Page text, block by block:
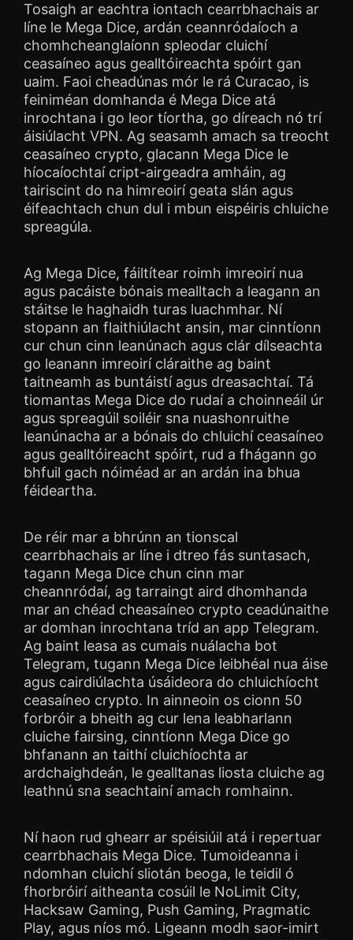
Tosaigh ar eachtra iontach cearrbhachais ar
líne le Mega Dice, ardán ceannródaíoch a
chomhcheanglaíonn spleodar cluichí
ceasaíneo agus gealltóireachta spóirt gan
uaim. Faoi cheadúnas mór le rá Curacao, is
feiniméan domhanda é Mega Dice atá
inrochtana i go leor tíortha, go díreach nó trí
áisiúlacht VPN. Ag seasamh amach sa treocht
ceasaíneo crypto, glacann Mega Dice le
híocaíochtaí cript-airgeadra amháin, ag
tairiscint do na himreoirí geata slán agus
éifeachtach chun dul i mbun eispéiris chluiche
spreagúla.
Ag Mega Dice, fáiltítear roimh imreoirí nua
agus pacáiste bónais mealltach a leagann an
stáitse le haghaidh turas luachmhar. Ní
stopann an flaithiúlacht ansin, mar cinntíonn
cur chun cinn leanúnach agus clár dílseachta
go leanann imreoirí cláraithe ag baint
taitneamh as buntáistí agus dreasachtaí. Tá
tiomantas Mega Dice do rudaí a choinneáil úr
agus spreagúil soiléir sna nuashonruithe
leanúnacha ar a bónais do chluichí ceasaíneo
agus gealltóireacht spóirt, rud a fhágann go
bhfuil gach nóiméad ar an ardán ina bhua
féideartha.
De réir mar a bhrúnn an tionscal
cearrbhachais ar líne i dtreo fás suntasach,
tagann Mega Dice chun cinn mar
cheannródaí, ag tarraingt aird dhomhanda
mar an chéad cheasaíneo crypto ceadúnaithe
ar domhan inrochtana tríd an app Telegram.
Ag baint leasa as cumais nuálacha bot
Telegram, tugann Mega Dice leibhéal nua áise
agus cairdiúlachta úsáideora do chluichíocht
ceasaíneo crypto. In ainneoin os cionn 50
forbróir a bheith ag cur lena leabharlann
cluiche fairsing, cinntíonn Mega Dice go
bhfanann an taithí cluichíochta ar
ardchaighdeán, le gealltanas liosta cluiche ag
leathnú sna seachtainí amach romhainn.
Ní haon rud ghearr ar spéisiúil atá i repertuar
cearrbhachais Mega Dice. Tumoideanna i
ndomhan cluichí sliotán beoga, le teidil ó
fhorbróirí aitheanta cosúil le NoLimit City,
Hacksaw Gaming, Push Gaming, Pragmatic
Play, agus níos mó. Ligeann modh saor-imirt